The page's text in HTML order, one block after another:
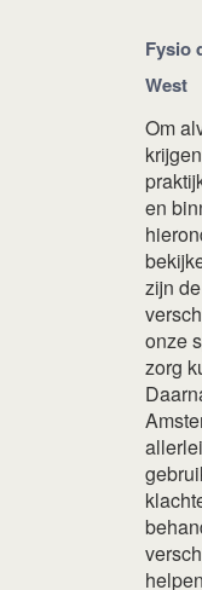
Fysio
West
Om
en
zijn
onze
zorg